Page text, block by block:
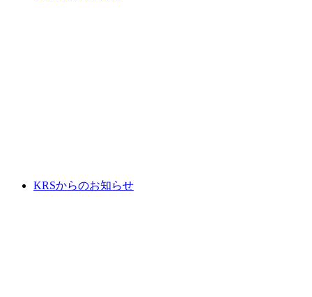
KRSからのお知らせ